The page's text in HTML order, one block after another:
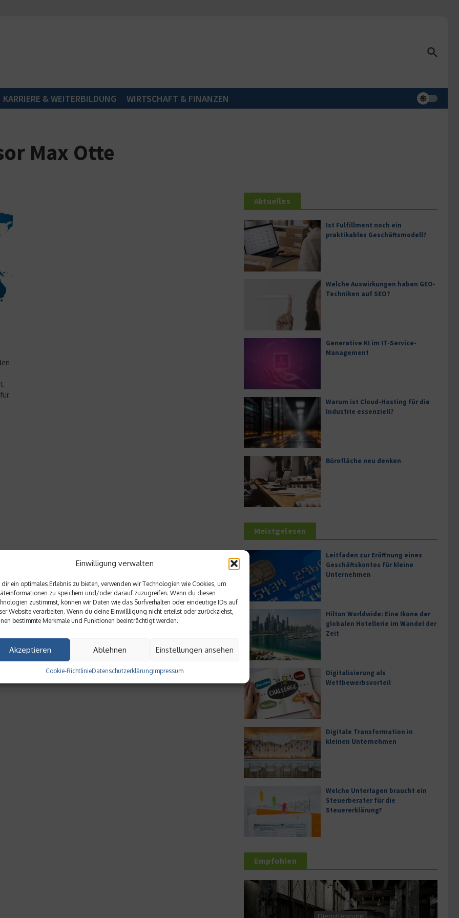
Einwilligung verwalten
dir ein optimales Erlebnis zu bieten, verwenden wir Technologien wie Cookies, um
zu speichern und/oder darauf zuzugreifen. Wenn du diesen
zustimmst, können wir Daten wie das Surfverhalten oder eindeutige IDs auf
Website verarbeiten. Wenn du deine Einwillligung nicht erteilst oder zurückziehst,
bestimmte Merkmale und Funktionen beeinträchtigt werden.
Akzeptieren Ablehnen Einstellungen ansehen
Cookie-RichtlinieDatenschutzerklärungImpressum
KARRIERE & WEITERBILDUNG WIRTSCHAFT & FINANZEN
Max Otte
Aktuelles
Ist Fulfillment noch ein
praktikables Geschäftsmodell?
Welche Auswirkungen haben GEO-
Techniken auf SEO?
Generative KI im IT-Service-
Management
Warum ist Cloud-Hosting für die
Industrie essenziell?
Bürofläche neu denken
Meistgelesen
Leitfaden zur Eröffnung eines
Geschäftskontos für kleine
Unternehmen
Hilton Worldwide: Eine Ikone der
globalen Hotellerie im Wandel der
Zeit
Digitalisierung als
Wettbewerbsvorteil
Digitale Transformation in
kleinen Unternehmen
Welche Unterlagen braucht ein
Steuerberater für die
Steuererklärung?
Empfohlen
Dienstleistung